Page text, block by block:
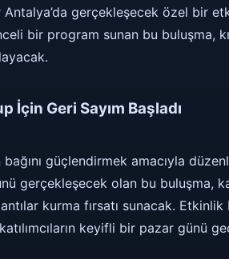
gerçekleşecek özel bir
bir program sunan bu buluşma,
İçin Geri Sayım Başladı
bağını güçlendirmek amacıyla
gerçekleşecek olan bu buluşma,
kurma fırsatı sunacak.
keyifli bir pazar günü